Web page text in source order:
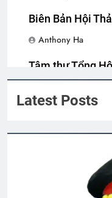
Văn
3 Years
2 Years
Biên Bản Hội
Anthony Ha
Tâm thư Tổng
Latest Posts